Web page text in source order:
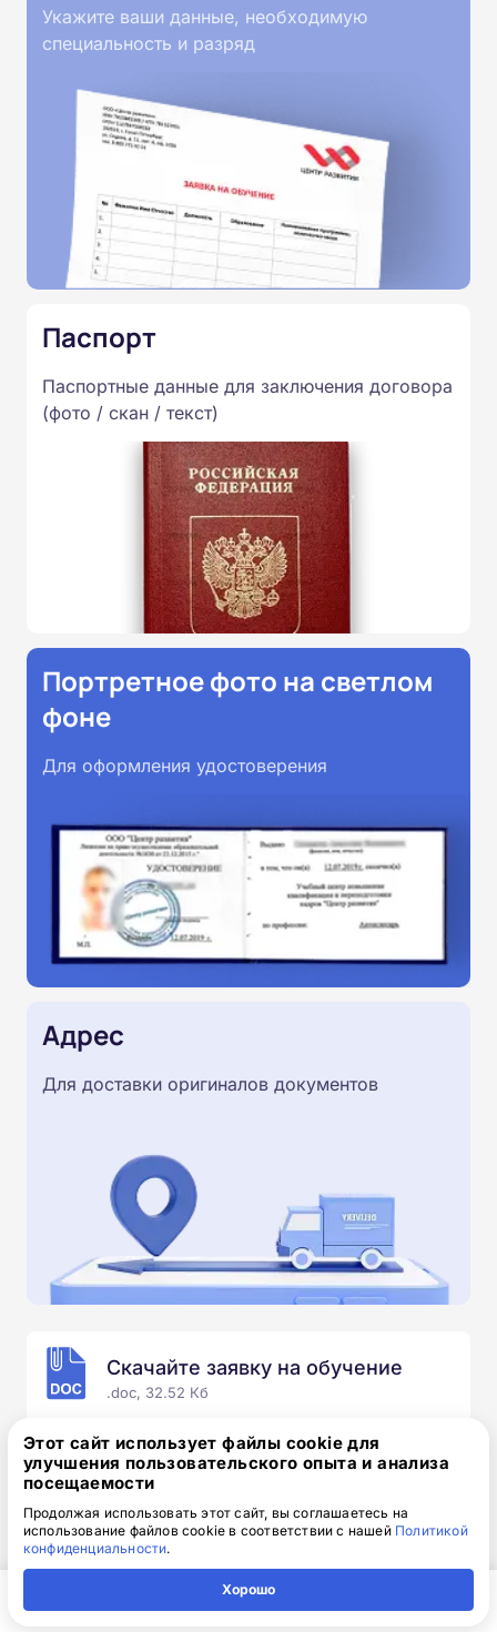
Укажите ваши данные, необходимую
специальность и разряд
Паспорт
Паспортные данные для заключения договора
(фото / скан / текст)
Портретное фото на светлом
фоне
Для оформления удостоверения
Адрес
Для доставки оригиналов документов
Скачайте заявку на обучение
.doc, 32.52 Кб
Скачайте шаблон, заполните и отправьте по
электронной почтеinfo@1-academy.ru
Обязательно укажите контактный номер телефон.
Наш специалист свяжется с вами и утонит все
детали.
Этот сайт использует файлы cookie для
улучшения пользовательского опыта и анализа
посещаемости
Продолжая использовать этот сайт, вы соглашаетесь на
использование файлов cookie в соответствии с нашей Политикой
конфиденциальности.
Хорошо